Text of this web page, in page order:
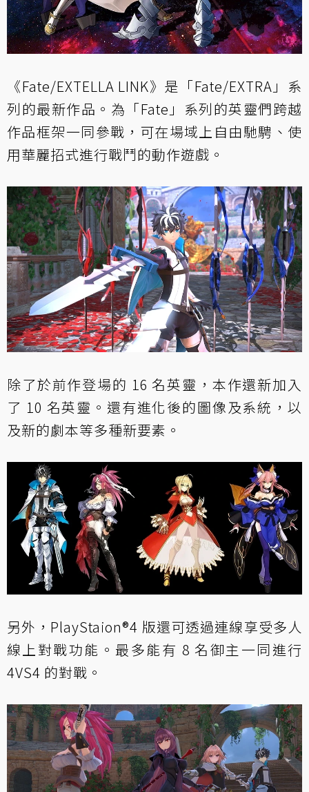
《Fate/EXTELLA LINK》是「Fate/EXTRA」系
列的最新作品。為「Fate」系列的英靈們跨越
作品框架一同參戰，可在場域上自由馳騁、使
用華麗招式進行戰鬥的動作遊戲。
除了於前作登場的 16 名英靈，本作還新加入
了 10 名英靈。還有進化後的圖像及系統，以
及新的劇本等多種新要素。
另外，PlayStaion®4 版還可透過連線享受多人
線上對戰功能。最多能有 8 名御主一同進行
4VS4 的對戰。